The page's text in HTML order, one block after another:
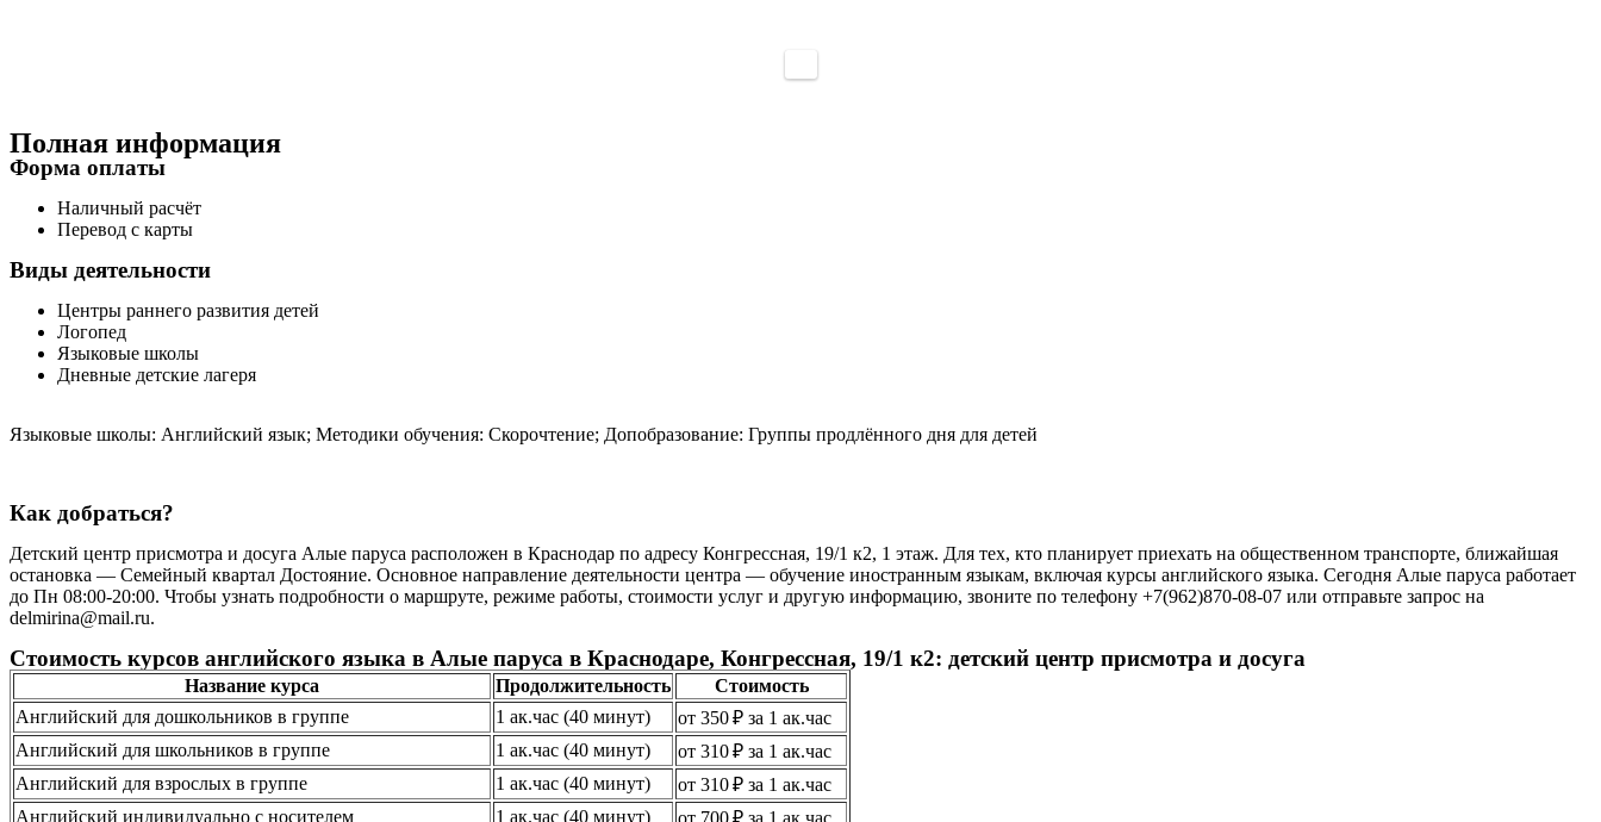
Полная информация
Форма оплаты
Наличный расчёт
Перевод с карты
Виды деятельности
Центры раннего развития детей
Логопед
Языковые школы
Дневные детские лагеря
Языковые школы: Английский язык; Методики обучения: Скорочтение; Допобразование: Группы продлённого дня для детей
Как добраться?
Детский центр присмотра и досуга Алые паруса расположен в Краснодар по адресу Конгрессная, 19/1 к2, 1 этаж. Для тех, кто планирует приехать на общественном транспорте, ближайшая
остановка — Семейный квартал Достояние. Основное направление деятельности центра — обучение иностранным языкам, включая курсы английского языка. Сегодня Алые паруса работает
до Пн 08:00-20:00. Чтобы узнать подробности о маршруте, режиме работы, стоимости услуг и другую информацию, звоните по телефону +7(962)870-08-07 или отправьте запрос на
delmirina@mail.ru.
Стоимость курсов английского языка в Алые паруса в Краснодаре, Конгрессная, 19/1 к2: детский центр присмотра и досуга
Название курса Продолжительность
Стоимость
Английский для дошкольников в группе
1 ак.час (40 минут)
от 350 ₽ за 1 ак.час
Английский для школьников в группе
1 ак.час (40 минут)
от 310 ₽ за 1 ак.час
Английский для взрослых в группе
1 ак.час (40 минут)
от 310 ₽ за 1 ак.час
Английский индивидуально с носителем
1 ак.час (40 минут) от 700 ₽ за 1 ак.час